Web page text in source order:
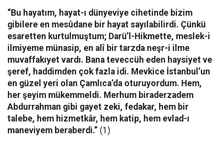
“Bu hayatım, hayat-ı dünyeviye cihetinde bizim
gibilere en mesûdane bir hayat sayılabilirdi. Çünkü
esaretten kurtulmuştum; Darü’l-Hikmette, meslek-i
ilmiyeme münasip, en alî bir tarzda neşr-i ilme
muvaffakıyet vardı. Bana teveccüh eden haysiyet ve
şeref, haddimden çok fazla idi. Mevkice İstanbul’un
en güzel yeri olan Çamlıca’da oturuyordum. Hem,
her şeyim mükemmeldi. Merhum biraderzadem
Abdurrahman gibi gayet zeki, fedakar, hem bir
talebe, hem hizmetkâr, hem katip, hem evlad-ı
maneviyem beraberdi.” (1)